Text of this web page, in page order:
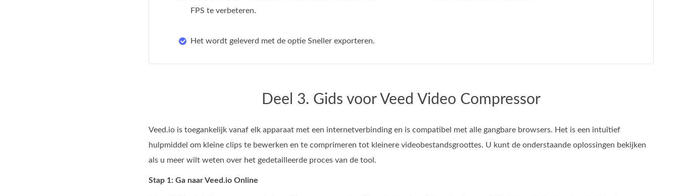
FPS te verbeteren.
Het wordt geleverd met de optie Sneller exporteren.
Deel 3. Gids voor Veed Video Compressor
Veed.io is toegankelijk vanaf elk apparaat met een internetverbinding en is compatibel met alle gangbare browsers. Het is een intuïtief
hulpmiddel om kleine clips te bewerken en te comprimeren tot kleinere videobestandsgroottes. U kunt de onderstaande oplossingen bekijken
als u meer wilt weten over het gedetailleerde proces van de tool.
Stap 1: Ga naar Veed.io Online